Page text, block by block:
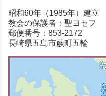
昭和60年（1985年）建立
教会の保護者：聖ヨセフ
郵便番号：853-2172
長崎県五島市蕨町五輪